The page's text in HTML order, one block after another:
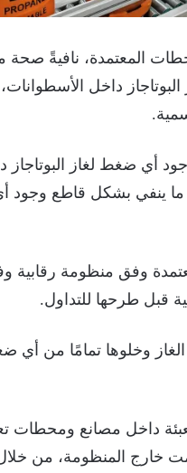
المعتمدة، نافيةً صحة
داخل
أي ضغط لغاز البوتاجاز
وهو ما ينفي بشكل قاطع
وفق منظومة رقابية
قبل طرحها للتداول.
الغاز وخلوها تمامًا من أي
داخل مصانع ومحطات
تمت خارج المنظومة، من